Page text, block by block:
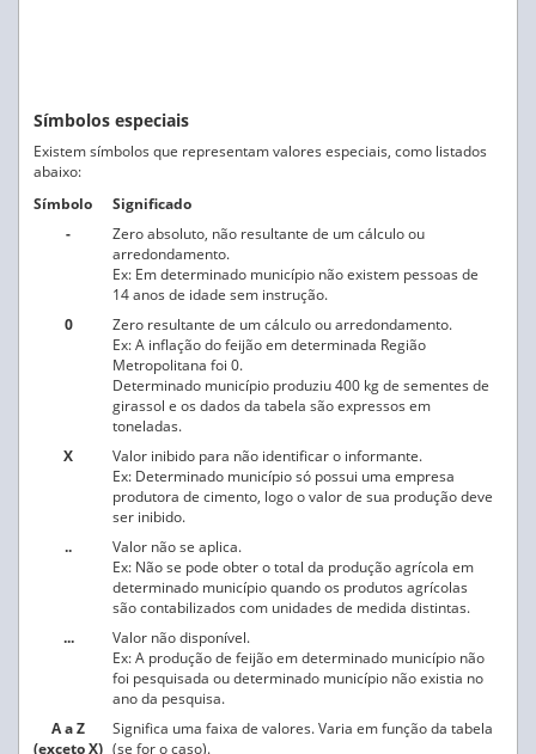
Símbolos especiais
Existem símbolos que representam valores especiais, como listados
abaixo:
Símbolo
Significado
-
Zero absoluto, não resultante de um cálculo ou
arredondamento.
Ex: Em determinado município não existem pessoas de
14 anos de idade sem instrução.
0
Zero resultante de um cálculo ou arredondamento.
Ex: A inflação do feijão em determinada Região
Metropolitana foi 0.
Determinado município produziu 400 kg de sementes de
girassol e os dados da tabela são expressos em
toneladas.
X
Valor inibido para não identificar o informante.
Ex: Determinado município só possui uma empresa
produtora de cimento, logo o valor de sua produção deve
ser inibido.
..
Valor não se aplica.
Ex: Não se pode obter o total da produção agrícola em
determinado município quando os produtos agrícolas
são contabilizados com unidades de medida distintas.
...
Valor não disponível.
Ex: A produção de feijão em determinado município não
foi pesquisada ou determinado município não existia no
ano da pesquisa.
A a Z
(exceto X)
Significa uma faixa de valores. Varia em função da tabela
(se for o caso).